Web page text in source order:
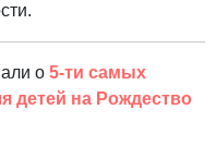
о 5-ти самых
детей на Рождество